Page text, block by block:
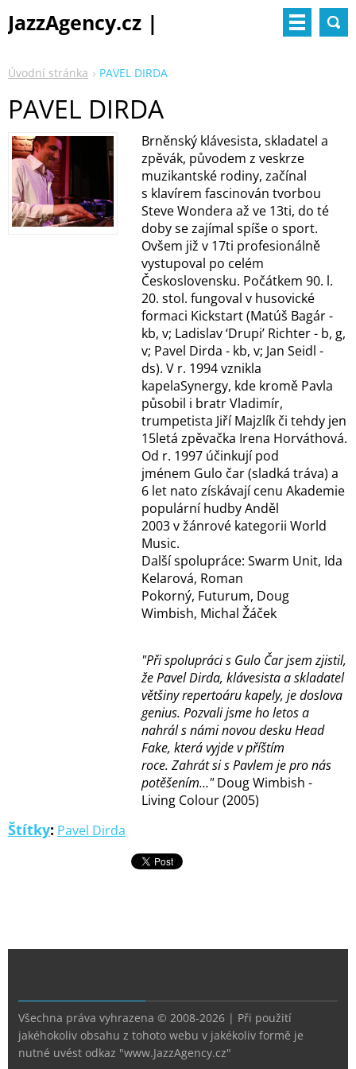
JazzAgency.cz |
Úvodní stránka PAVEL DIRDA
PAVEL DIRDA
Brněnský klávesista, skladatel a
zpěvák, původem z veskrze
muzikantské rodiny, začínal
s klavírem fascinován tvorbou
Steve Wondera až ve 13ti, do té
doby se zajímal spíše o sport.
Ovšem již v 17ti profesionálně
vystupoval po celém
Československu. Počátkem 90. l.
20. stol. fungoval v husovické
formaci Kickstart (Matúš Bagár -
kb, v; Ladislav ‘Drupi’ Richter - b, g,
v; Pavel Dirda - kb, v; Jan Seidl -
ds). V r. 1994 vznikla
kapelaSynergy, kde kromě Pavla
působil i bratr Vladimír,
trumpetista Jiří Majzlík či tehdy jen
15letá zpěvačka Irena Horváthová.
Od r. 1997 účinkují pod
jménem Gulo čar (sladká tráva) a
6 let nato získávají cenu Akademie
populární hudby Anděl
2003 v žánrové kategorii World
Music.
Další spolupráce: Swarm Unit, Ida
Kelarová, Roman
Pokorný, Futurum, Doug
Wimbish, Michal Žáček
"Při spolupráci s Gulo Čar jsem zjistil,
že Pavel Dirda, klávesista a skladatel
většiny repertoáru kapely, je doslova
genius. Pozvali jsme ho letos a
nahrál s námi novou desku Head
Fake, která vyjde v příštím
roce. Zahrát si s Pavlem je pro nás
potěšením…"Doug Wimbish -
Living Colour (2005)
Štítky: Pavel Dirda
Všechna práva vyhrazena © 2008-2026 | Při použití
jakéhokoliv obsahu z tohoto webu v jakékoliv formě je
nutné uvést odkaz "www.JazzAgency.cz"